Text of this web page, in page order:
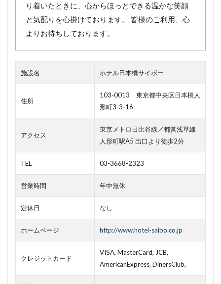
り着いたときに、心からほっとできる温かな笑顔
と気配りを心掛けております。 皆様のご利用、心
よりお待ちしております。
施設名 ホテル日本橋サイボー
住所
103-0013 東京都中央区日本橋人
形町3-3-16
アクセス
東京メトロ日比谷線／都営浅草線
人形町駅A5 出口より徒歩2分
TEL 03-3668-2323
営業時間 年中無休
定休日 なし
ホームページ http://www.hotel-saibo.co.jp
クレジットカード
VISA, MasterCard, JCB,
AmericanExpress, DinersClub,